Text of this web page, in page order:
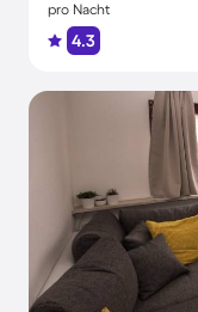
pro Nacht
4.3